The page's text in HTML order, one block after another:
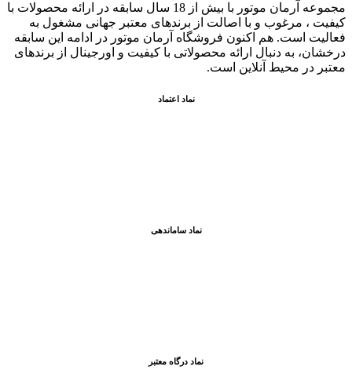
مجموعه آرمان موتور با بیش از 18 سال سابقه در ارائه محصولات با
کيفيت ، مرغوب و با اصالت از برندهای معتبر جهانی مشغول به
فعاليت است. هم اکنون فروشگاه آرمان موتور در ادامه اين سابقه
درخشان، به دنبال ارائه محصولاتی با کيفيت و اورجينال از برندهای
معتبر در محيط آنلاين است.
نماد اعتماد
نماد ساماندهی
نماد درگاه معتبر